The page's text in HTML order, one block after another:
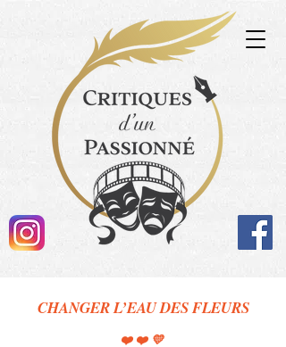
CHANGER L’EAU DES FLEURS
❤️❤️💛